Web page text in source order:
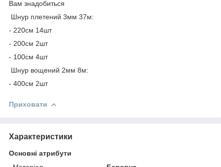
Вам знадобиться
Шнур плетений 3мм 37м:
- 220см 14шт
- 200см 2шт
- 100см 4шт
Шнур вощений 2мм 8м:
- 400см 2шт
Приховати
Характеристики
Основні атрибути